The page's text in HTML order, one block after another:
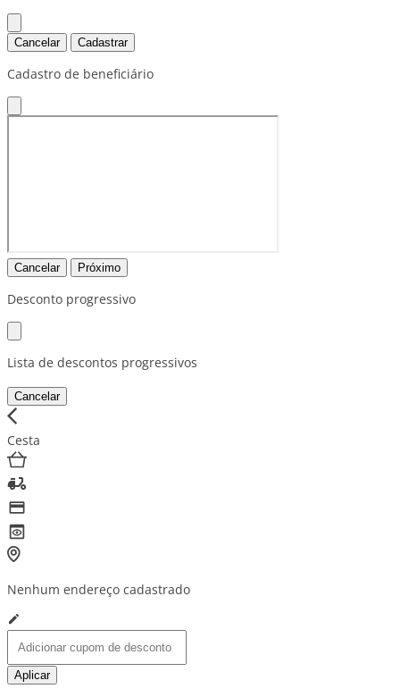
Cancelar Cadastrar
Cadastro de beneficiário
Cancelar Próximo
Desconto progressivo
Lista de descontos progressivos
Cancelar
Cesta
Nenhum endereço cadastrado
Aplicar